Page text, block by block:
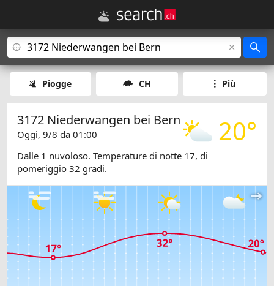
Piogge CH Più
20°
3172 Niederwangen bei Bern
Oggi, 9/8 da 01:00
Dalle 1 nuvoloso. Temperature di notte 17, di
pomeriggio 32 gradi.